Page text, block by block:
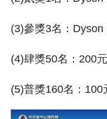
(3)參獎3名：Dyson
(4)肆獎50名：200
(5)普獎160名：100